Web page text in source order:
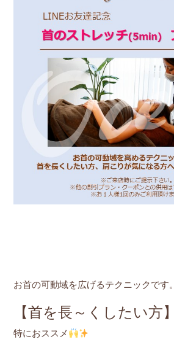
お首の可動域を広げるテクニックです。
【首を長～くしたい方】
特におススメ